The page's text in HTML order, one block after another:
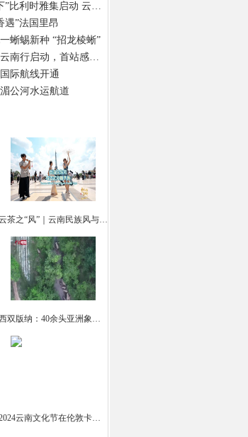
云茶之“雅”|“茶和天下”比利时雅集启动 云南茶在“欧洲心脏”演绎风雅颂
遇”法国里昂
蜥蜴新种 “招龙棱蜥”
2024年海外华文媒体云南行启动，首站感受春城独特气质
际航线开通
公河水运航道
云茶之“风”｜云南民族风与法式风情共舞
西双版纳：40余头亚洲象集体“出游戏水”
2024云南文化节在伦敦卡姆登市场举办